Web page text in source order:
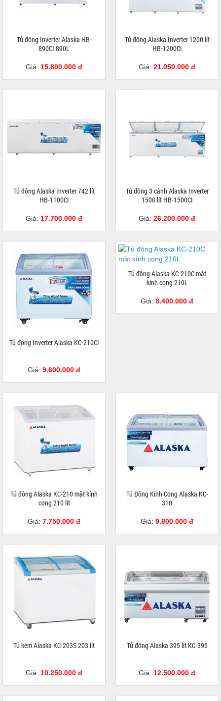
Tủ đông Inverter Alaska HB-
890CI 890L
Giá: 15.800.000 đ
Tủ đông Alaska Inverter 1200 lít
HB-1200CI
Giá: 21.050.000 đ
Tủ đông Alaska Inverter 742 lít
HB-1100CI
Giá: 17.700.000 đ
Tủ đông 3 cánh Alaska Inverter
1500 lít HB-1500CI
Giá: 26.200.000 đ
Tủ đông Inverter Alaska KC-210CI
Giá: 9.600.000 đ
Tủ đông Alaska KC-210C mặt
kính cong 210L
Giá: 8.400.000 đ
Tủ đông Alaska KC-210 mặt kính
cong 210 lít
Giá: 7.750.000 đ
Tủ Đông Kính Cong Alaska KC-
310
Giá: 9.800.000 đ
Tủ kem Alaska KC-203S 203 lít
Giá: 10.250.000 đ
Tủ đông Alaska 395 lít KC-395
Giá: 12.500.000 đ